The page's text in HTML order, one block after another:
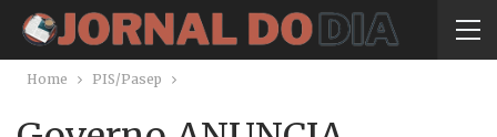
Home PIS/Pasep